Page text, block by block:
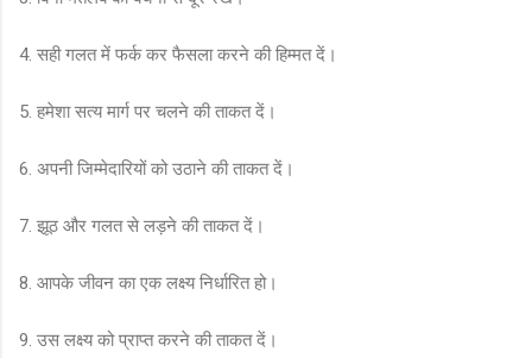
4. सही गलत में फर्क कर फैसला करने की हिम्मत दें।
5. हमेशा सत्य मार्ग पर चलने की ताकत दें।
6. अपनी जिम्मेदारियों को उठाने की ताकत दें।
7. झूठ और गलत से लड़ने की ताकत दें।
8. आपके जीवन का एक लक्ष्य निर्धारित हो।
9. उस लक्ष्य को प्राप्त करने की ताकत दें।